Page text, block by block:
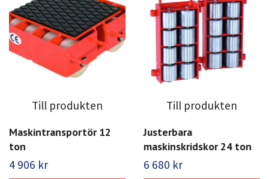
Till produkten
Maskintransportör 12
ton
4 906 kr
Till produkten
Justerbara
maskinskridskor 24 ton
6 680 kr